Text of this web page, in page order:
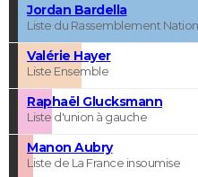
Jordan Bardella
Liste du Rassemblement
Valérie Hayer
Liste Ensemble
Raphaël Glucksmann
Liste d'union à gauche
Manon Aubry
Liste de La France insoumise